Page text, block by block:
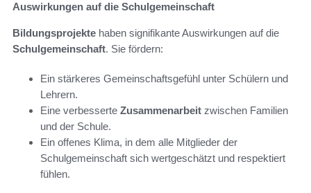
Auswirkungen auf die Schulgemeinschaft
Bildungsprojekte haben signifikante Auswirkungen auf die
Schulgemeinschaft. Sie fördern:
Ein stärkeres Gemeinschaftsgefühl unter Schülern und
Lehrern.
Eine verbesserte Zusammenarbeit zwischen Familien
und der Schule.
Ein offenes Klima, in dem alle Mitglieder der
Schulgemeinschaft sich wertgeschätzt und respektiert
fühlen.